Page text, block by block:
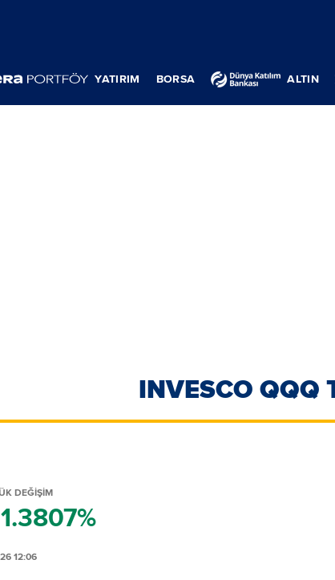
YATIRIM BORSA ALTIN
INVESCO QQQ
DEĞİŞİM
1.3807%
12:06